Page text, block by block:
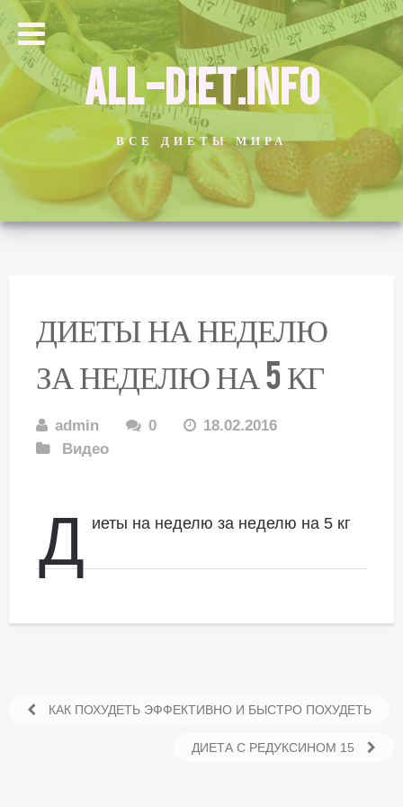
ALL-DIET.INFO
ВСЕ ДИЕТЫ МИРА
ДИЕТЫ НА НЕДЕЛЮ
ЗА НЕДЕЛЮ НА 5 КГ
admin 0
18.02.2016
Видео
Д иеты на неделю за неделю на 5 кг
КАК ПОХУДЕТЬ ЭФФЕКТИВНО И БЫСТРО ПОХУДЕТЬ
ДИЕТА С РЕДУКСИНОМ 15